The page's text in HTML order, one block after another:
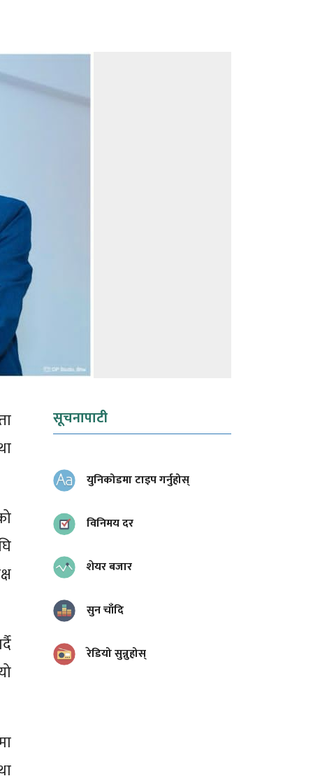
सूचनापाटी
युनिकोडमा टाइप गर्नुहोस्
विनिमय दर
शेयर बजार
सुन चाँदि
रेडियो सुन्नुहोस्